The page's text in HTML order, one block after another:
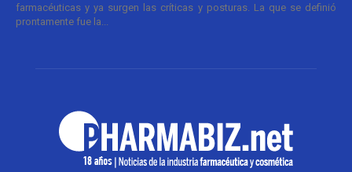
farmacéuticas y ya surgen las críticas y posturas. La que se definió
prontamente fue la...